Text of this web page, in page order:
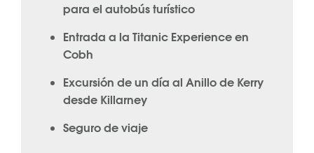
para el autobús turístico
Entrada a la Titanic Experience en
Cobh
Excursión de un día al Anillo de Kerry
desde Killarney
Seguro de viaje